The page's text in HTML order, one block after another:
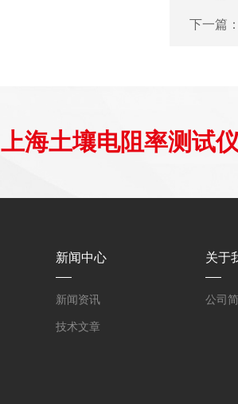
下一篇
上海土壤电阻率测试
新闻中心
新闻资讯
技术文章
关于
公司